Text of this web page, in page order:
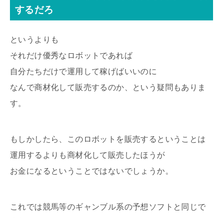
するだろ
というよりも
それだけ優秀なロボットであれば
自分たちだけで運用して稼げばいいのに
なんで商材化して販売するのか、という疑問もありま
す。
もしかしたら、このロボットを販売するということは
運用するよりも商材化して販売したほうが
お金になるということではないでしょうか。
これでは競馬等のギャンブル系の予想ソフトと同じで